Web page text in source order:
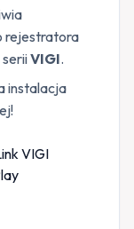
rejestratora
VIGI.
instalacja